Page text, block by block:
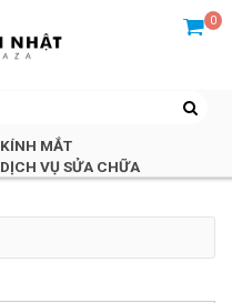
0
KÍNH MẮT
DỊCH VỤ SỬA CHỮA